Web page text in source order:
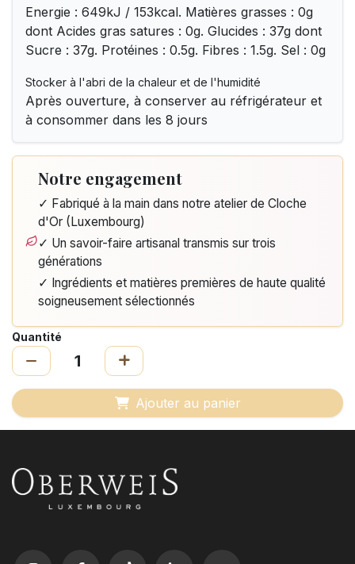
Energie : 649kJ / 153kcal. Matières grasses : 0g
dont Acides gras satures : 0g. Glucides : 37g dont
Sucre : 37g. Protéines : 0.5g. Fibres : 1.5g. Sel : 0g
Stocker à l'abri de la chaleur et de l'humidité
Après ouverture, à conserver au réfrigérateur et
à consommer dans les 8 jours
Notre engagement
✓ Fabriqué à la main dans notre atelier de Cloche
d'Or (Luxembourg)
✓ Un savoir-faire artisanal transmis sur trois
générations
✓ Ingrédients et matières premières de haute qualité
soigneusement sélectionnés
Quantité
Ajouter au panier